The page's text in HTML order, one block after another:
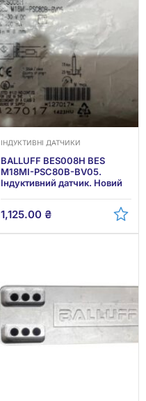
ІНДУКТИВНІ ДАТЧИКИ
BALLUFF BES008H BES
M18MI-PSC80B-BV05.
Індуктивний датчик. Новий
1,125.00 ₴